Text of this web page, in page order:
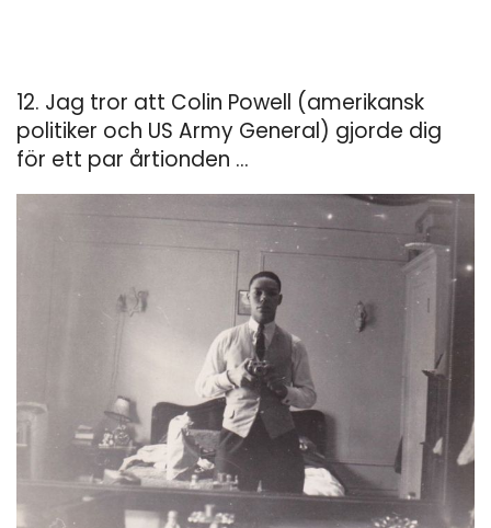
12. Jag tror att Colin Powell (amerikansk
politiker och US Army General) gjorde dig
för ett par årtionden ...